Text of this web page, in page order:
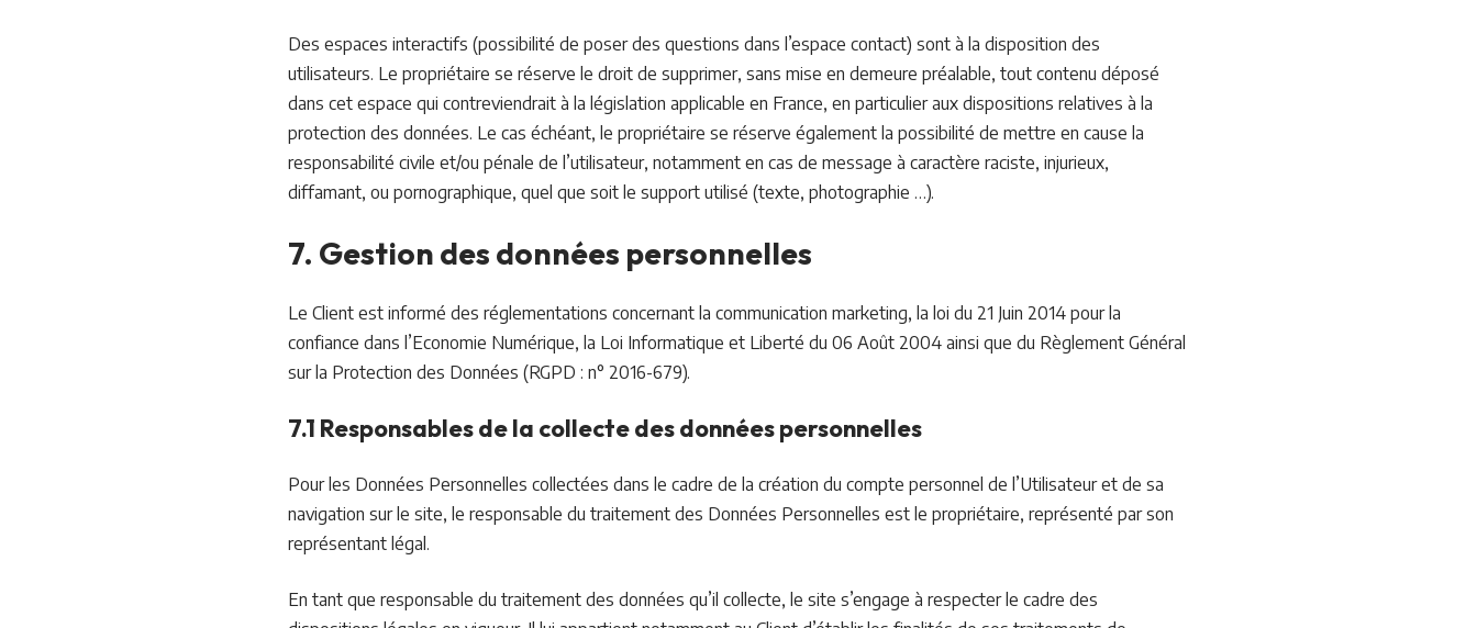
Des espaces interactifs (possibilité de poser des questions dans l’espace contact) sont à la disposition des
utilisateurs. Le propriétaire se réserve le droit de supprimer, sans mise en demeure préalable, tout contenu déposé
dans cet espace qui contreviendrait à la législation applicable en France, en particulier aux dispositions relatives à la
protection des données. Le cas échéant, le propriétaire se réserve également la possibilité de mettre en cause la
responsabilité civile et/ou pénale de l’utilisateur, notamment en cas de message à caractère raciste, injurieux,
diffamant, ou pornographique, quel que soit le support utilisé (texte, photographie …).
7. Gestion des données personnelles
Le Client est informé des réglementations concernant la communication marketing, la loi du 21 Juin 2014 pour la
confiance dans l’Economie Numérique, la Loi Informatique et Liberté du 06 Août 2004 ainsi que du Règlement Général
sur la Protection des Données (RGPD : n° 2016-679).
7.1 Responsables de la collecte des données personnelles
Pour les Données Personnelles collectées dans le cadre de la création du compte personnel de l’Utilisateur et de sa
navigation sur le site, le responsable du traitement des Données Personnelles est le propriétaire, représenté par son
représentant légal.
En tant que responsable du traitement des données qu’il collecte, le site s’engage à respecter le cadre des